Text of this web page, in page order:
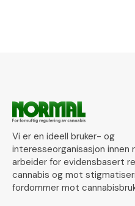
Vi er en ideell bruker- og
interesseorganisasjon
arbeider for evidensbasert
cannabis og mot
fordommer mot